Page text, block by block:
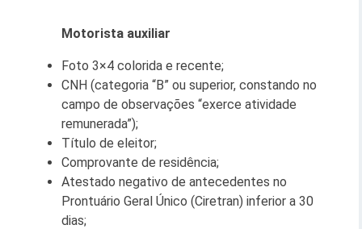
Planejamento Urbano e Gestão Estratégica
Segurança Pública
Serviços Urbanos
Motorista auxiliar
Foto 3×4 colorida e recente;
CNH (categoria “B” ou superior, constando no
campo de observações “exerce atividade
remunerada”);
Título de eleitor;
Comprovante de residência;
Atestado negativo de antecedentes no
Prontuário Geral Único (Ciretran) inferior a 30
dias;